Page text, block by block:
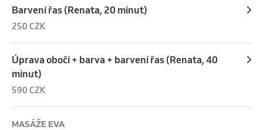
Barvení řas (Renata, 20 minut)
250 CZK
Úprava obočí + barva + barvení řas (Renata, 40
minut)
590 CZK
MASÁŽE EVA